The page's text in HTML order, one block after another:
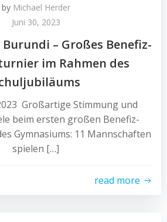
by Michael Herder
Juni 30, 2023
– Großes Benefiz-
im Rahmen des
Großartige Stimmung und
beim ersten großen Benefiz-
Gymnasiums: 11 Mannschaften
spielen […]
read more